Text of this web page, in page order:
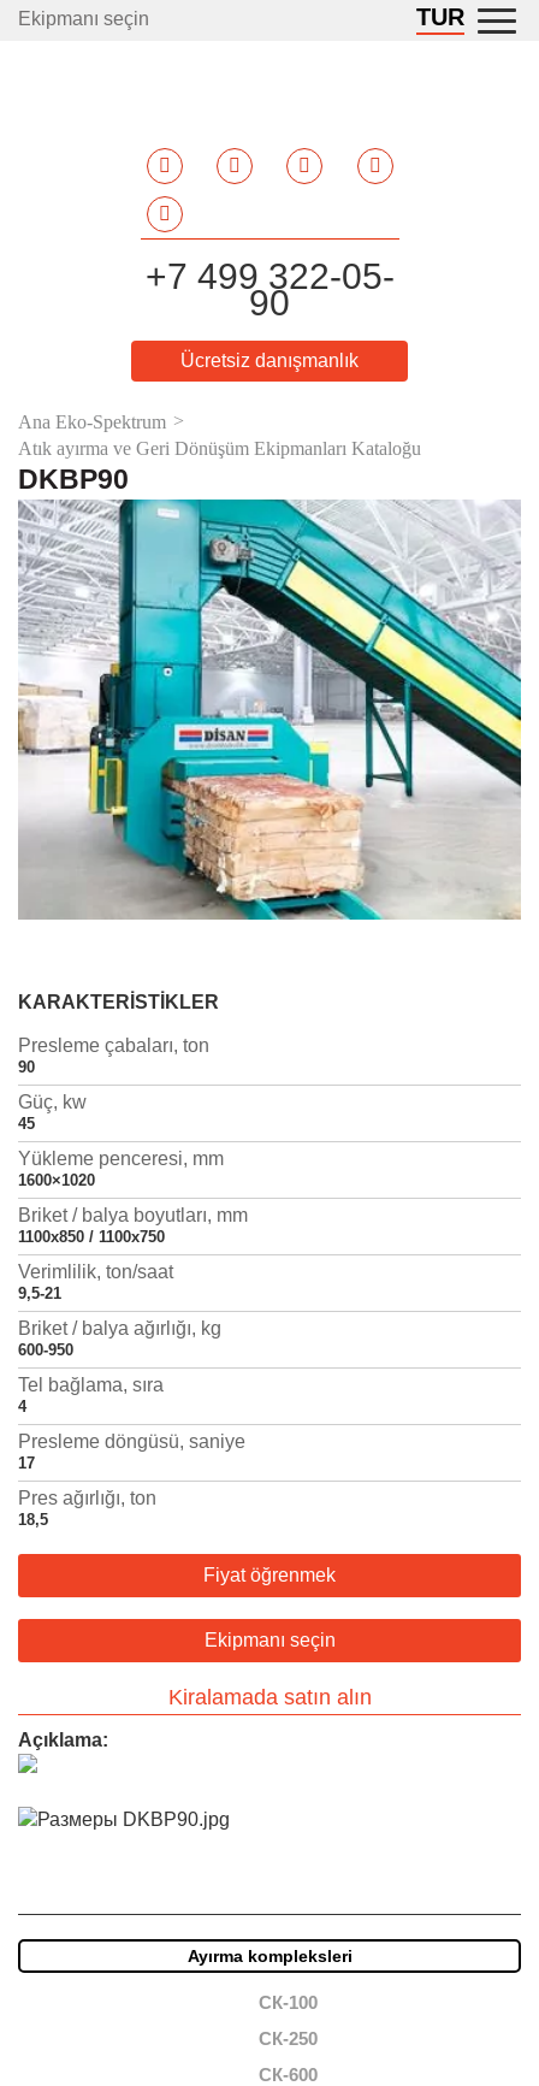
Ekipmanı seçin
+7 499 322-05-
90
Ücretsiz danışmanlık
TUR
Ana Eko-Spektrum
Atık ayırma ve Geri Dönüşüm Ekipmanları Kataloğu
DKBP90
KARAKTERISTIKLER
Presleme çabaları, ton
90
Güç, kw
45
Yükleme penceresi, mm
1600×1020
Briket / balya boyutları, mm
1100x850 / 1100х750
Verimlilik, ton/saat
9,5-21
Briket / balya ağırlığı, kg
600-950
Tel bağlama, sıra
4
Presleme döngüsü, saniye
17
Pres ağırlığı, ton
18,5
Fiyat öğrenmek
Ekipmanı seçin
Kiralamada satın alın
Açıklama:
Ayırma kompleksleri
СК-100
СК-250
СК-600